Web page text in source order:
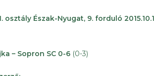
osztály Észak-Nyugat, 9. forduló
– Sopron SC 0-6 (0-3)